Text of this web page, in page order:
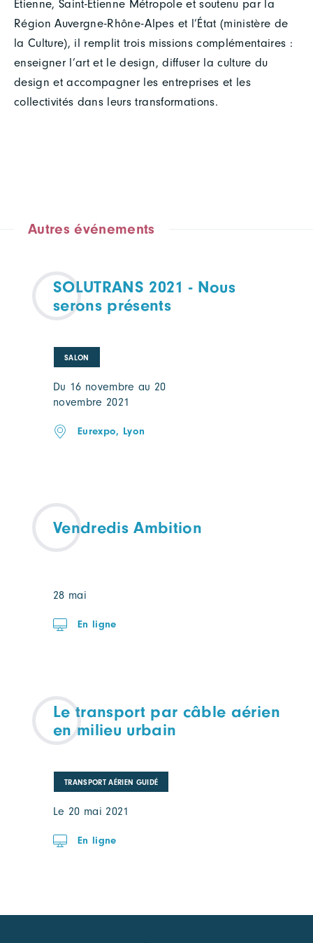
Étienne, Saint-Étienne Métropole et soutenu par la
Région Auvergne-Rhône-Alpes et l’État (ministère de
la Culture), il remplit trois missions complémentaires :
enseigner l’art et le design, diffuser la culture du
design et accompagner les entreprises et les
collectivités dans leurs transformations.
Autres événements
SOLUTRANS 2021 - Nous
serons présents
SALON
Du 16 novembre au 20
novembre 2021
Eurexpo, Lyon
Vendredis Ambition
28 mai
En ligne
Le transport par câble aérien
en milieu urbain
TRANSPORT AÉRIEN GUIDÉ
Le 20 mai 2021
En ligne